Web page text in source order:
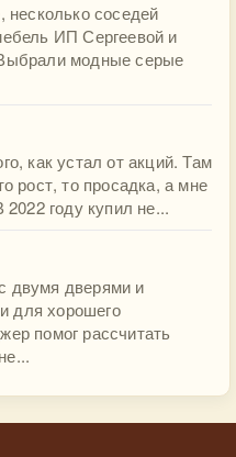
несколько соседей
ИП Сергеевой и
модные серые
как устал от акций. Там
рост, то просадка, а мне
2022 году купил не...
двумя дверями и
для хорошего
помог рассчитать